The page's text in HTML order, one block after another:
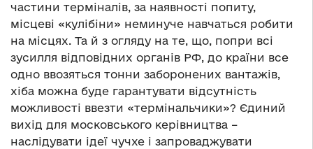
частини терміналів, за наявності попиту,
місцеві «кулібіни» неминуче навчаться робити
на місцях. Та й з огляду на те, що, попри всі
зусилля відповідних органів РФ, до країни все
одно ввозяться тонни заборонених вантажів,
хіба можна буде гарантувати відсутність
можливості ввезти «термінальчики»? Єдиний
вихід для московського керівництва –
наслідувати ідеї чучхе і запроваджувати